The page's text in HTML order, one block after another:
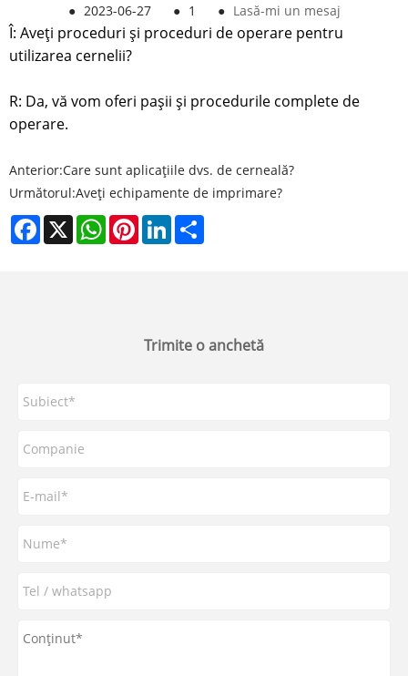
● 2023-06-27 ● 1 ● Lasă-mi un mesaj
Î: Aveți proceduri și proceduri de operare pentru
utilizarea cernelii?
R: Da, vă vom oferi pașii și procedurile complete de
operare.
Anterior:Care sunt aplicațiile dvs. de cerneală?
Următorul:Aveți echipamente de imprimare?
Facebook
X WhatsAppPinterestLinkedIn
Trimite o anchetă